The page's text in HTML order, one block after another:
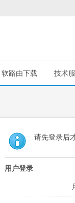
软路由下载 技术
请先登录后
用户登录